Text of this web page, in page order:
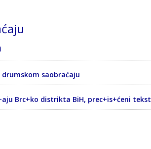
drumskom saobraćaju
Brc+ko distrikta BiH, prec+is+ćeni tekst